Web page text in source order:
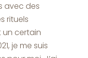
avec des
rituels
un certain
je me suis